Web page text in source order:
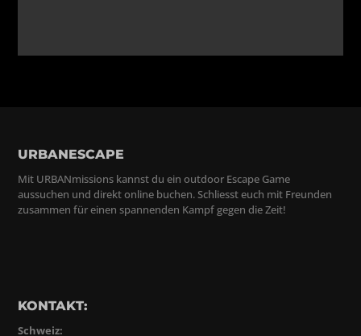
URBANESCAPE
Mit URBANmissions kannst du ein outdoor Escape Game
aussuchen und direkt online buchen. Schliesst euch mit Freunden
zusammen für einen spannenden Kampf gegen die Zeit!
KONTAKT:
Schweiz: